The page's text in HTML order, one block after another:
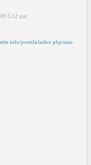
5:12 pm
joomla/index.php/mia-